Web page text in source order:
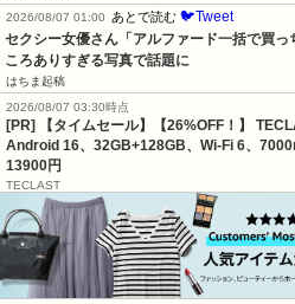
2026/08/07 01:00
あとで読む 🐦Tweet
セクシー女優さん「アルファード一括で買
ころありすぎる写真で話題に
はちま起稿
2026/08/07 03:30時点
[PR] 【タイムセール】【26%OFF！】
Android 16、32GB+128GB、Wi-Fi 6、
13900円
TECLAST